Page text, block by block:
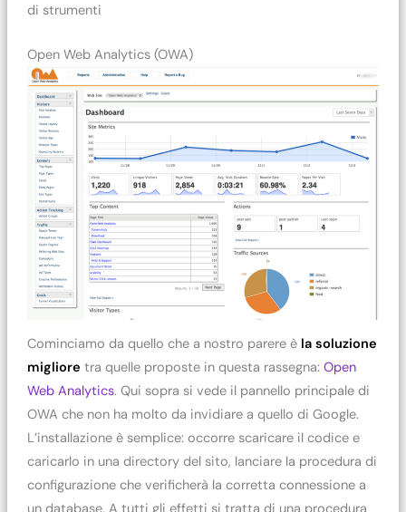
di strumenti
Open Web Analytics (OWA)
Cominciamo da quello che a nostro parere è la soluzione
migliore tra quelle proposte in questa rassegna: Open
Web Analytics. Qui sopra si vede il pannello principale di
OWA che non ha molto da invidiare a quello di Google.
L’installazione è semplice: occorre scaricare il codice e
caricarlo in una directory del sito, lanciare la procedura di
configurazione che verificherà la corretta connessione a